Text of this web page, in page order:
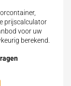
prijscalculator
voor uw
berekend.